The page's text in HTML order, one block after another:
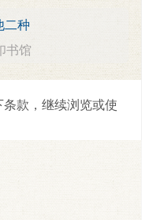
二种
书馆
款，继续浏览或使